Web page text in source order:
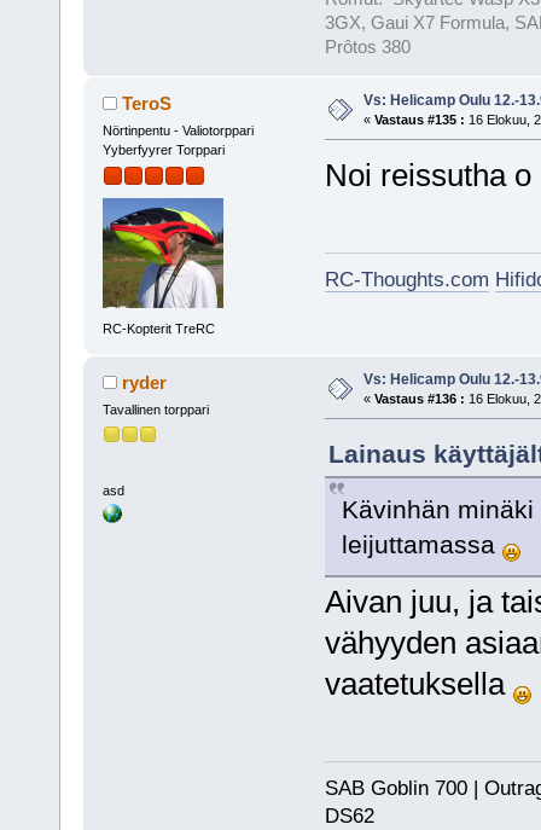
3GX, Gaui X7 Formula,
Prôtos 380
TeroS
Nörtinpentu - Valiotorppari
Yyberfyyrer Torppari
RC-Kopterit TreRC
Vs: Helicamp Oulu 12.-
« Vastaus #135 : 16 Elokuu,
Noi reissutha
RC-Thoughts.com
ryder
Tavallinen torppari
asd
Vs: Helicamp Oulu 12.-
« Vastaus #136 : 16 Elokuu,
Lainaus
Kävinhän
leijuttamassa
Aivan juu, ja
vähyyden
vaatetuksella
SAB Goblin 700 |
DS62